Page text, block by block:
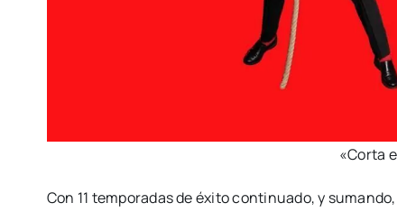
«Cor­ta
Con 11 tem­po­ra­das de éxi­to con­ti­nua­do, y